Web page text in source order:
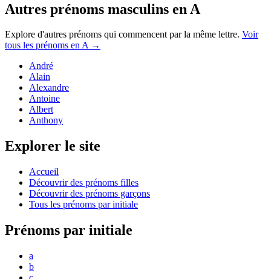
Autres prénoms masculins en A
Explore d'autres prénoms qui commencent par la même lettre. Voir
tous les prénoms enA→
André
Alain
Alexandre
Antoine
Albert
Anthony
Explorer le site
Accueil
Découvrir des prénoms filles
Découvrir des prénoms garçons
Tous les prénoms par initiale
Prénoms par initiale
a
b